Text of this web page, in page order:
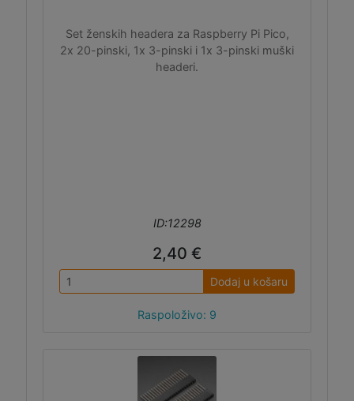
Set ženskih headera za Raspberry Pi Pico,
2x 20-pinski, 1x 3-pinski i 1x 3-pinski muški
headeri.
ID:12298
2,40 €
Dodaj u košaru
Raspoloživo: 9